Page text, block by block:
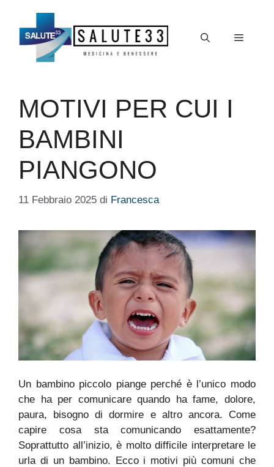
contenuto
Menu
MOTIVI PER CUI I
BAMBINI
PIANGONO
11 Febbraio 2025 di Francesca
Un bambino piccolo piange perché è l’unico modo
che ha per comunicare quando ha fame, dolore,
paura, bisogno di dormire e altro ancora. Come
capire cosa sta comunicando esattamente?
Soprattutto all’inizio, è molto difficile interpretare le
urla di un bambino. Ecco i motivi più comuni che